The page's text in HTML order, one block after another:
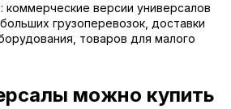
: коммерческие версии универсалов
грузоперевозок, доставки
товаров для малого
можно купить